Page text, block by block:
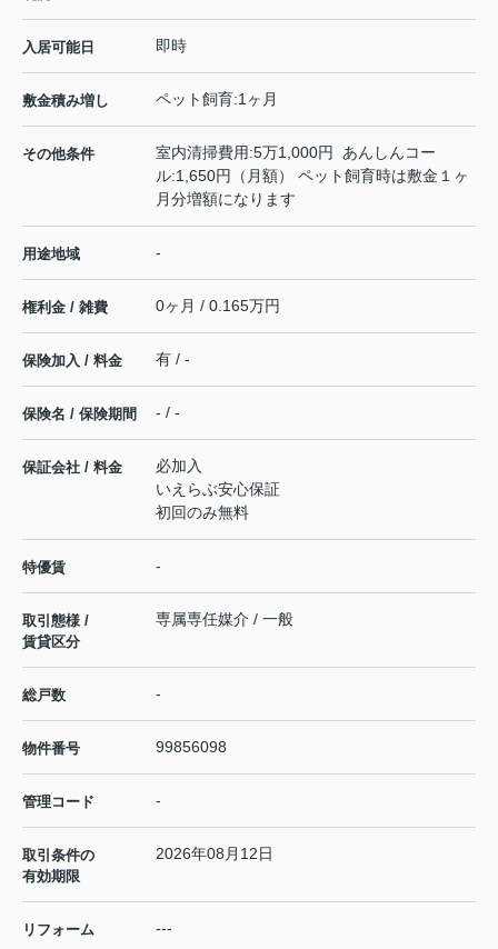
入居可能日 即時
敷金積み増し ペット飼育:1ヶ月
その他条件
室内清掃費用:5万1,000円 あんしんコー
ル:1,650円（月額） ペット飼育時は敷金１ヶ
月分増額になります
用途地域 -
権利金 / 雑費 0ヶ月 / 0.165万円
保険加入 / 料金 有 / -
保険名 / 保険期間 - / -
保証会社 / 料金
必加入
いえらぶ安心保証
初回のみ無料
特優賃 -
取引態様 /
賃貸区分
専属専任媒介 / 一般
総戸数 -
物件番号 99856098
管理コード -
取引条件の
有効期限
2026年08月12日
リフォーム ---